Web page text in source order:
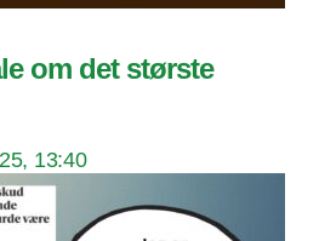
om det største
13:40